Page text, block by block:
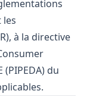
à la directive
(PIPEDA) du